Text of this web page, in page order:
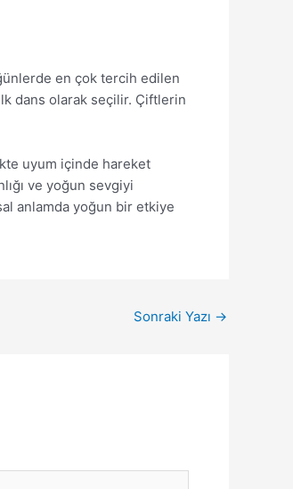
en çok tercih edilen
dans olarak seçilir. Çiftlerin
uyum içinde hareket
ve yoğun sevgiyi
anlamda yoğun bir etkiye
Sonraki Yazı →